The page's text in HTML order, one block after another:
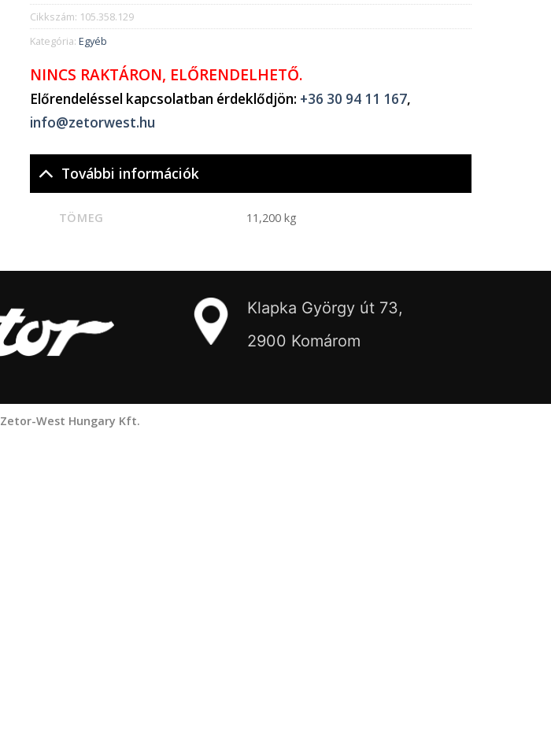
Cikkszám: 105.358.129
Kategória: Egyéb
NINCS RAKTÁRON, ELŐRENDELHETŐ.
Előrendeléssel kapcsolatban érdeklődjön: +36 30 94 11 167,
info@zetorwest.hu
További információk
TÖMEG 11,200 kg
Klapka György út 73,
2900 Komárom
Zetor-West Hungary Kft.